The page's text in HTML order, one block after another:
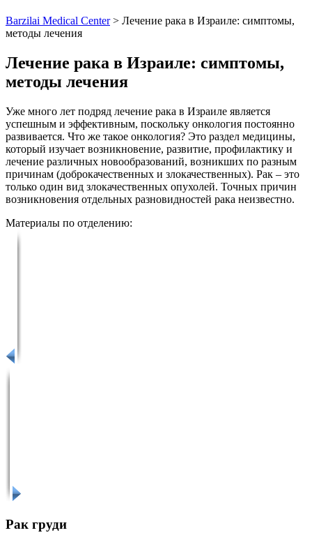
Barzilai Medical Center> Лечение рака в Израиле: симптомы,
методы лечения
Лечение рака в Израиле: симптомы,
методы лечения
Уже много лет подряд лечение рака в Израиле является
успешным и эффективным, поскольку онкология постоянно
развивается. Что же такое онкология? Это раздел медицины,
который изучает возникновение, развитие, профилактику и
лечение различных новообразований, возникших по разным
причинам (доброкачественных и злокачественных). Рак – это
только один вид злокачественных опухолей. Точных причин
возникновения отдельных разновидностей рака неизвестно.
Материалы по отделению:
Рак груди